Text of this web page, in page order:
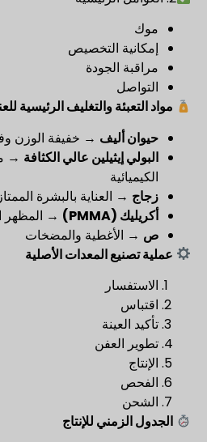
موك
إمكانية التخصيص
مراقبة الجودة
التواصل
مواد التعبئة والتغليف الرئيسية
حيوان أليف → خفيفة الوزن
البولي إيثيلين عالي الكثافة →
الكيميائية
زجاج → العناية بالبشرة
أكريليك (PMMA)
→ المظهر
ص → الأغطية والمضخات
عملية تصنيع المعدات الأصلية
الاستفسار
اقتباس
تأكيد العينة
تطوير العفن
الإنتاج
الفحص
الشحن
الجدول الزمني للإنتاج